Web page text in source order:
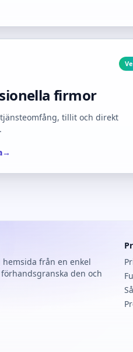
firmor
tillit och direkt
→
hemsida från en enkel
den och